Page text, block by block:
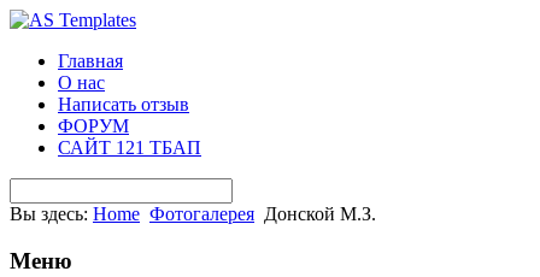
Главная
О нас
Написать отзыв
ФОРУМ
САЙТ 121 ТБАП
Вы здесь: Home Фотогалерея Донской М.З.
Меню